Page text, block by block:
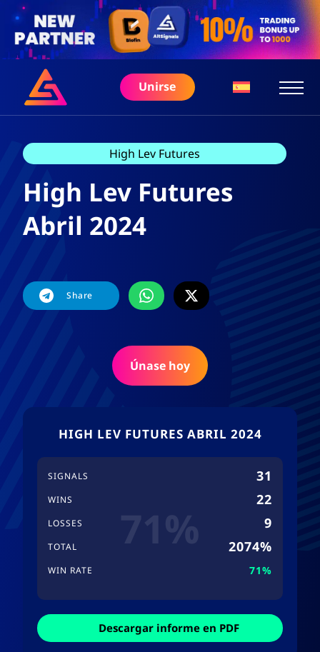
Unirse
High Lev Futures
High Lev Futures
Abril 2024
Share
Únase hoy
HIGH LEV FUTURES ABRIL 2024
SIGNALS 31
WINS 22
LOSSES 9
TOTAL 2074%
WIN RATE 71%
Descargar informe en PDF